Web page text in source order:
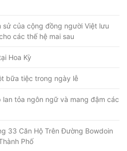
sử của cộng đồng người Việt lưu
các thế hệ mai sau
Hoa Kỳ
bữa tiệc trong ngày lễ
lan tỏa ngôn ngữ và mang đậm các
33 Căn Hộ Trên Đường Bowdoin
Phố